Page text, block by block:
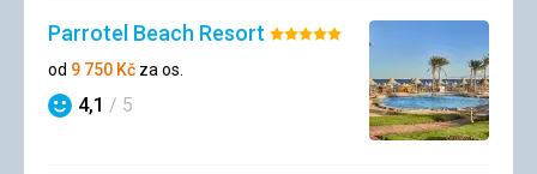
Parrotel Beach Resort Hodnocení:
od 9 750 Kč za os.
Hodnocení
4,1 / 5